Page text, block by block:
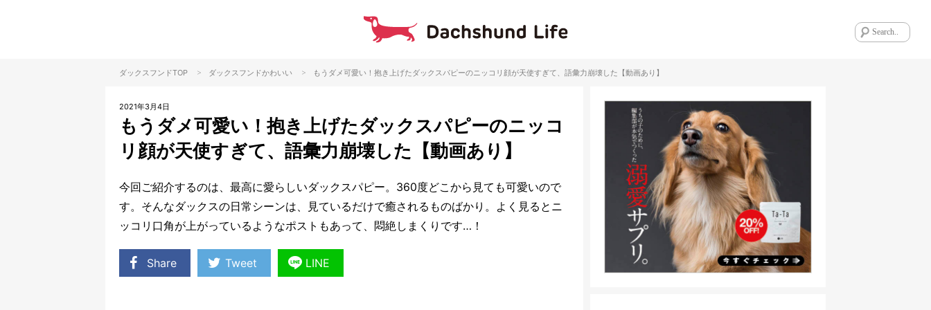
ダックスフンドTOP > ダックスフンドかわいい > もうダメ可愛い！抱き上げたダックスパピーのニッコリ顔が天使すぎて、語彙力崩壊した【動画あり】
2021年3月4日
もうダメ可愛い！抱き上げたダックスパピーのニッコ
リ顔が天使すぎて、語彙力崩壊した【動画あり】
今回ご紹介するのは、最高に愛らしいダックスパピー。360度どこから見ても可愛いので
す。そんなダックスの日常シーンは、見ているだけで癒されるものばかり。よく見るとニ
ッコリ口角が上がっているようなポストもあって、悶絶しまくりです…！
Share Tweet LINE